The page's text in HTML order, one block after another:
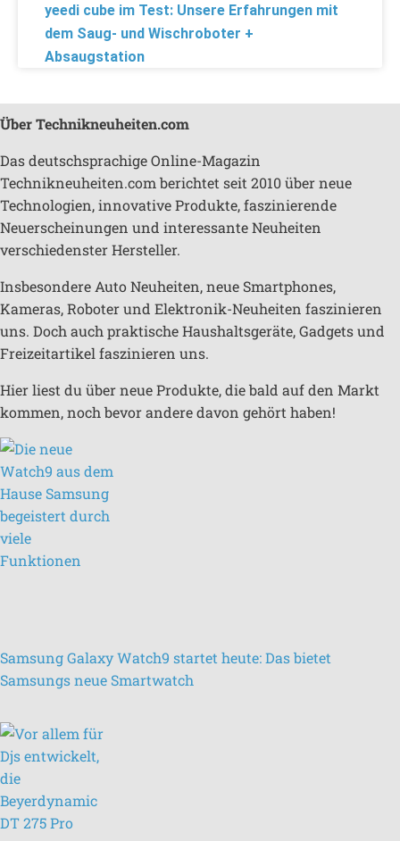
yeedi cube im Test: Unsere Erfahrungen mit
dem Saug- und Wischroboter +
Absaugstation
Über Technikneuheiten.com
Das deutschsprachige Online-Magazin
Technikneuheiten.com berichtet seit 2010 über neue
Technologien, innovative Produkte, faszinierende
Neuerscheinungen und interessante Neuheiten
verschiedenster Hersteller.
Insbesondere Auto Neuheiten, neue Smartphones,
Kameras, Roboter und Elektronik-Neuheiten faszinieren
uns. Doch auch praktische Haushaltsgeräte, Gadgets und
Freizeitartikel faszinieren uns.
Hier liest du über neue Produkte, die bald auf den Markt
kommen, noch bevor andere davon gehört haben!
Samsung Galaxy Watch9 startet heute: Das bietet
Samsungs neue Smartwatch